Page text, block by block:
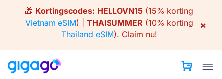
🎁 Kortingscodes: HELLOVN15 (15% korting
Vietnam eSIM) | THAISUMMER (10% korting
Thailand eSIM). Claim nu!
×